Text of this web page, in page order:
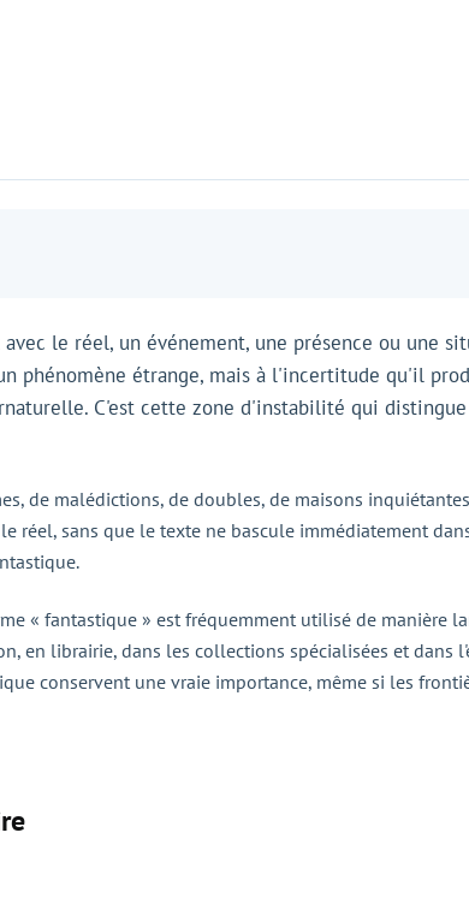
le réel, un événement, une présence ou une
phénomène étrange, mais à l'incertitude qu'il
C'est cette zone d'instabilité qui
de malédictions, de doubles, de maisons
sans que le texte ne bascule immédiatement
« fantastique » est fréquemment utilisé de manière
en librairie, dans les collections spécialisées et dans
conservent une vraie importance, même si les